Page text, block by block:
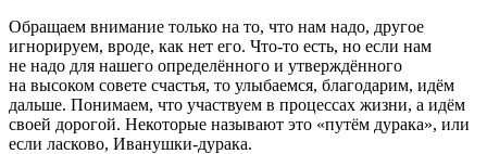
Обращаем внимание только на то, что нам надо, другое
игнорируем, вроде, как нет его. Что-то есть, но если нам
не надо для нашего определённого и утверждённого
на высоком совете счастья, то улыбаемся, благодарим, идём
дальше. Понимаем, что участвуем в процессах жизни, а идём
своей дорогой. Некоторые называют это «путём дурака», или
если ласково, Иванушки-дурака.